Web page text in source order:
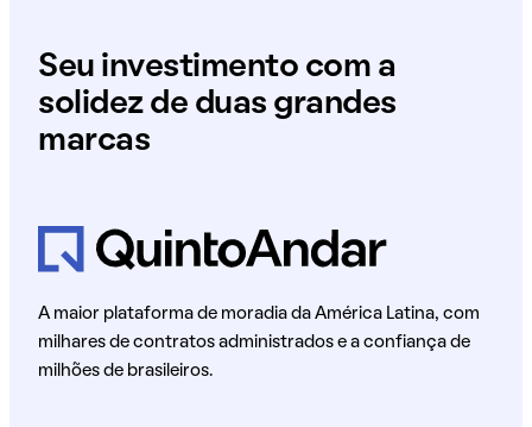
Seu investimento com a
solidez de duas grandes
marcas
A maior plataforma de moradia da América Latina, com
milhares de contratos administrados e a confiança de
milhões de brasileiros.